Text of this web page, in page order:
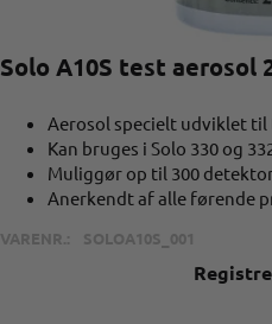
Solo A10S test aerosol
Aerosol specielt udviklet
Kan bruges i Solo 330 og
Muliggør op til 300
Anerkendt af alle førende
VARENR.: SOLOA10S_001